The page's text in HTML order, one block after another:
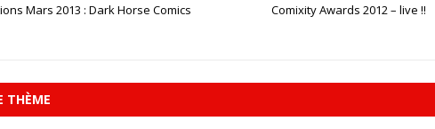
Mars 2013 : Dark Horse Comics Comixity Awards 2012 – live !!
THÈME